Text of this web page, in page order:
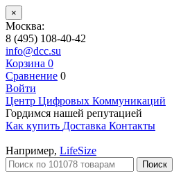
×
Москва:
8 (495) 108-40-42
info@dcc.su
Корзина 0
Сравнение 0
Войти
Центр Цифровых Коммуникаций
Гордимся нашей репутацией
Как купить Доставка Контакты
Например, LifeSize
Поиск